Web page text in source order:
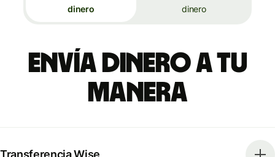
dinero
dinero
Envía dinero a tu
manera
Transferencia Wise